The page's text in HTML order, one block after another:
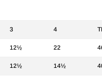
3 4
12½ 22
12½ 14½